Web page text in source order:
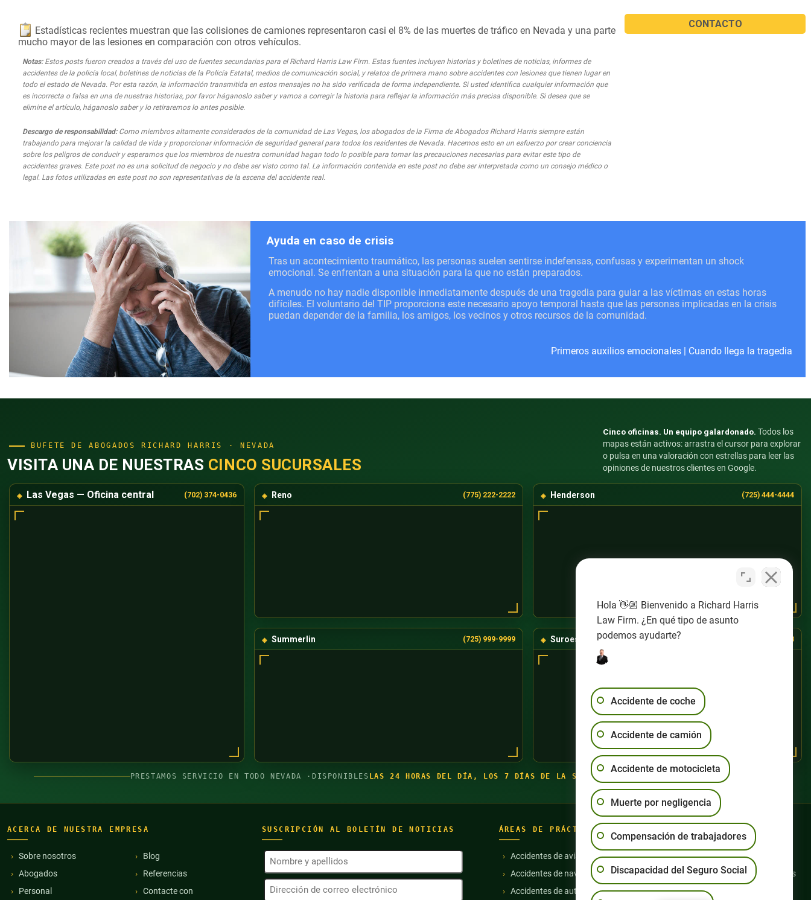
Estadísticas recientes muestran que las colisiones de camiones representaron casi el 8% de las muertes de tráfico en Nevada y una parte
mucho mayor de las lesiones en comparación con otros vehículos.
Notas:Estos posts fueron creados a través del uso de fuentes secundarias para el Richard Harris Law Firm. Estas fuentes incluyen historias y boletines de noticias, informes de
accidentes de la policía local, boletines de noticias de la Policía Estatal, medios de comunicación social, y relatos de primera mano sobre accidentes con lesiones que tienen lugar en
todo el estado de Nevada. Por esta razón, la información transmitida en estos mensajes no ha sido verificada de forma independiente. Si usted identifica cualquier información que
es incorrecta o falsa en una de nuestras historias, por favor háganoslo saber y vamos a corregir la historia para reflejar la información más precisa disponible. Si desea que se
elimine el artículo, háganoslo saber y lo retiraremos lo antes posible.
Descargo de responsabilidad:Como miembros altamente considerados de la comunidad de Las Vegas, los abogados de la Firma de Abogados Richard Harris siempre están
trabajando para mejorar la calidad de vida y proporcionar información de seguridad general para todos los residentes de Nevada. Hacemos esto en un esfuerzo por crear conciencia
sobre los peligros de conducir y esperamos que los miembros de nuestra comunidad hagan todo lo posible para tomar las precauciones necesarias para evitar este tipo de
accidentes graves. Este post no es una solicitud de negocio y no debe ser visto como tal. La información contenida en este post no debe ser interpretada como un consejo médico o
legal. Las fotos utilizadas en este post no son representativas de la escena del accidente real.
CONTACTO
Ayuda en caso de crisis
Tras un acontecimiento traumático, las personas suelen sentirse indefensas, confusas y experimentan un shock
emocional. Se enfrentan a una situación para la que no están preparados.
A menudo no hay nadie disponible inmediatamente después de una tragedia para guiar a las víctimas en estas horas
difíciles. El voluntario del TIP proporciona este necesario apoyo temporal hasta que las personas implicadas en la crisis
puedan depender de la familia, los amigos, los vecinos y otros recursos de la comunidad.
Primeros auxilios emocionales Cuando llega la tragedia
BUFETE DE ABOGADOS RICHARD HARRIS · NEVADA
VISITA UNA DE NUESTRAS CINCO SUCURSALES
Cinco oficinas. Un equipo galardonado. Todos los
mapas están activos: arrastra el cursor para explorar
o pulsa en una valoración con estrellas para leer las
opiniones de nuestros clientes en Google.
Las Vegas — Oficina central (702) 374-0436 Reno (775) 222-2222 Henderson (725) 444-4444
Summerlin (725) 999-9999 Suroeste de Las Vegas (725) 888-8888
PRESTAMOS SERVICIO EN TODO NEVADA · DISPONIBLES LAS 24 HORAS DEL DÍA, LOS 7 DÍAS DE LA SEMANA
ACERCA DE NUESTRA EMPRESA
Sobre nosotros
Abogados
Personal
Blog
Referencias
Contacte con
SUSCRIPCIÓN AL BOLETÍN DE NOTICIAS
Nombre
apellidos
(Obligatorio)
Dirección
de
ÁREAS DE PRÁCTICA
Accidentes de aviación
Accidentes de navegación
Accidentes de autobús
Accidentes de moto
Abuso en residencias de ancianos
Accidentes de semicamiones
Hola 👋🏼 Bienvenido a Richard Harris
Law Firm. ¿En qué tipo de asunto
podemos ayudarte?
Accidente de coche
Accidente de camión
Accidente de motocicleta
Muerte por negligencia
Compensación de trabajadores
Discapacidad del Seguro Social